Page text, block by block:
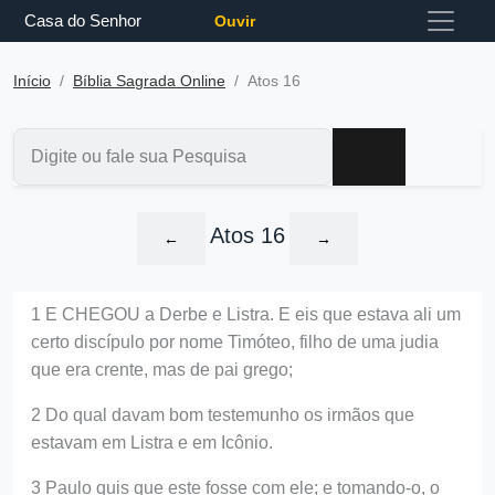
Casa do Senhor Ouvir
Início Bíblia Sagrada Online Atos 16
← Atos 16 →
1 E CHEGOU a Derbe e Listra. E eis que estava ali um
certo discípulo por nome Timóteo, filho de uma judia
que era crente, mas de pai grego;
2 Do qual davam bom testemunho os irmãos que
estavam em Listra e em Icônio.
3 Paulo quis que este fosse com ele; e tomando-o, o